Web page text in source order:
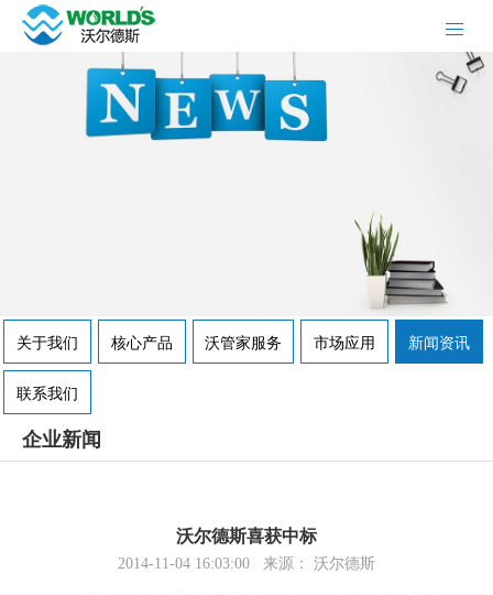
关于我们 核心产品 沃管家服务 市场应用 新闻资讯
联系我们
企业新闻
沃尔德斯喜获中标
2014-11-04 16:03:00 来源： 沃尔德斯